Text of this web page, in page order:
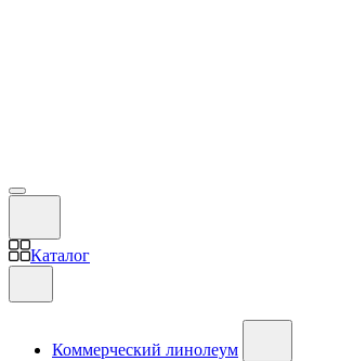
Каталог
Коммерческий линолеум